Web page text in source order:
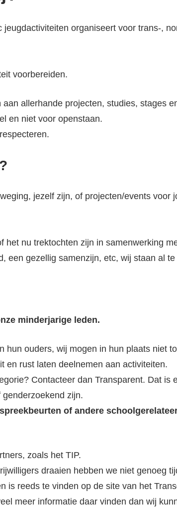
organiseert voor trans-,
voorbereiden.
allerhande projecten, studies, stages
en niet voor openstaan.
jezelf zijn, of projecten/events voor
nu trektochten zijn in samenwerking
een gezellig samenzijn, etc, wij staan al
minderjarige leden.
hun ouders, wij mogen in hun plaats niet
en rust laten deelnemen aan activiteiten.
Contacteer dan Transparent. Dat is
zijn.
of andere
zoals het TIP.
draaien hebben we niet genoeg
is reeds te vinden op de site van het
meer informatie daar vinden dan wij